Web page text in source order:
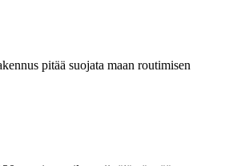
pitää suojata maan routimisen